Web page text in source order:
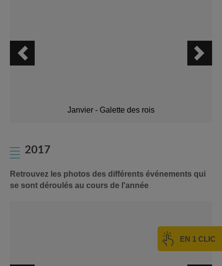
EN 1 CLIC
Janvier - Galette des rois
2017
Retrouvez les photos des différents événements qui
se sont déroulés au cours de l'année